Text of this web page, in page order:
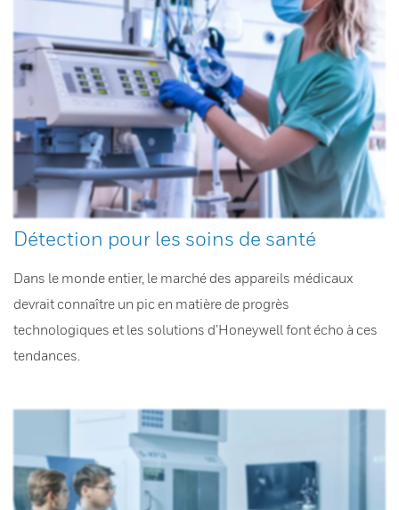
Détection pour les soins de santé
Dans le monde entier, le marché des appareils médicaux
devrait connaître un pic en matière de progrès
technologiques et les solutions d’Honeywell font écho à ces
tendances.